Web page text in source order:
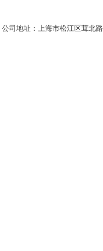
公司地址：上海市松江区茸